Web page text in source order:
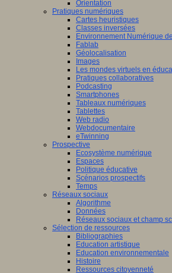
Orientation
Pratiques numériques
Cartes heuristiques
Classes inversées
Environnement Numérique
Fablab
Géolocalisation
Images
Les mondes virtuels en
Pratiques collaboratives
Podcasting
Smartphones
Tableaux numériques
Tablettes
Web radio
Webdocumentaire
eTwinning
Prospective
Ecosystème numérique
Espaces
Politique éducative
Scénarios prospectifs
Temps
Réseaux sociaux
Algorithme
Données
Réseaux sociaux et champ
Sélection de ressources
Bibliographies
Education artistique
Education environnementale
Histoire
Ressources citoyenneté